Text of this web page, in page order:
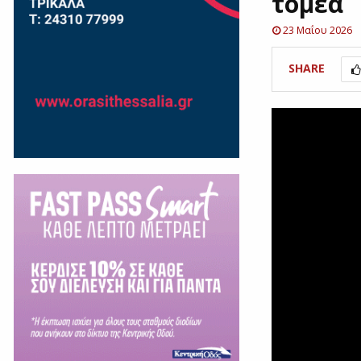
23 Μαΐου 2026
SHARE